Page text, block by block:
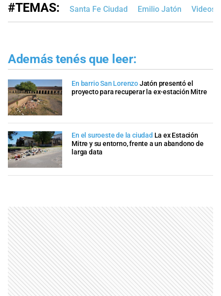
#TEMAS: Santa Fe Ciudad Emilio Jatón Videos
Además tenés que leer:
En barrio San LorenzoJatón presentó el
proyecto para recuperar la ex-estación Mitre
En el suroeste de la ciudad La ex Estación
Mitre y su entorno, frente a un abandono de
larga data